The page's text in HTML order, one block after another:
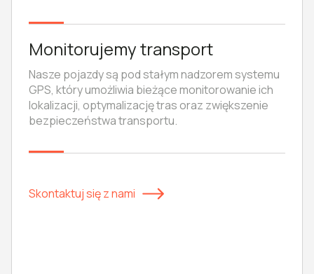
Monitorujemy transport
Nasze pojazdy są pod stałym nadzorem systemu
GPS, który umożliwia bieżące monitorowanie ich
lokalizacji, optymalizację tras oraz zwiększenie
bezpieczeństwa transportu.
Skontaktuj się z nami